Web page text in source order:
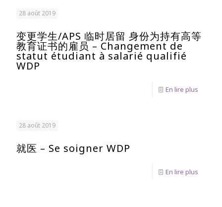
28 août 2019
变更学生/APS 临时居留 身份为持有高等
教育证书的雇员 – Changement de
statut étudiant à salarié qualifié
WDP
En lire plus
28 août 2019
就医 – Se soigner WDP
En lire plus